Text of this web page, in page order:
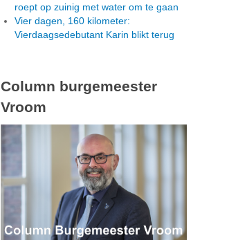
roept op zuinig met water om te gaan
Vier dagen, 160 kilometer:
Vierdaagsedebutant Karin blikt terug
Column burgemeester
Vroom